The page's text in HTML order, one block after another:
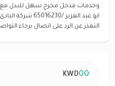
ابو عبد العزيز /
التعذر عن الرد على اتصال برجاء
00
KWD